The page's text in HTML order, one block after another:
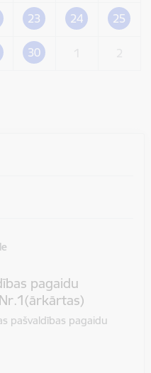
23 24 25
30
pagaidu
pašvaldības pagaidu